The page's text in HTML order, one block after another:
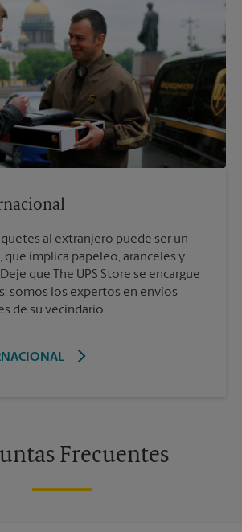
al extranjero puede ser un
que implica papeleo, aranceles y
que The UPS Store se encargue
somos los expertos en envíos
de su vecindario.
Frecuentes